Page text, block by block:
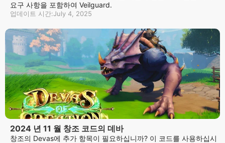
요구 사항을 포함하여 Veilguard.
업데이트 시간:July 4, 2025
2024 년 11 월 창조 코드의 데바
창조의 Devas에 추가 항목이 필요하십니까? 이 코드를 사용하십시